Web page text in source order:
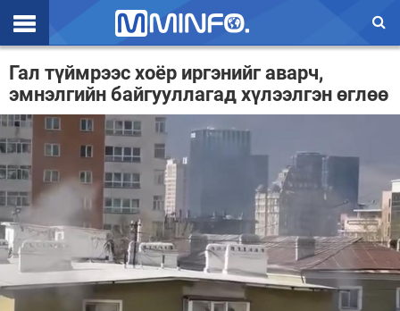
Эхлэл
Цаг агаар
Валют ханш
Улс төр
Эдийн засаг
Үзэл бодол
Спорт
Гал түймрээс хоёр иргэнийг аварч,
эмнэлгийн байгууллагад хүлээлгэн өглөө